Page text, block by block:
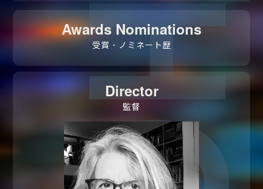
Awards Nominations
受賞・ノミネート歴
Director
監督